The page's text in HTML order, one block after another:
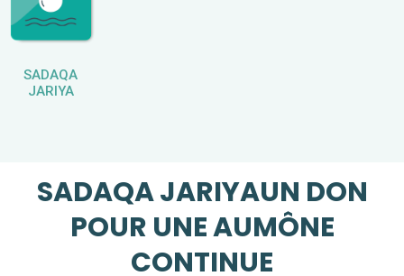
SADAQA
JARIYA
SADAQA JARIYAUN DON
POUR UNE AUMÔNE
CONTINUE